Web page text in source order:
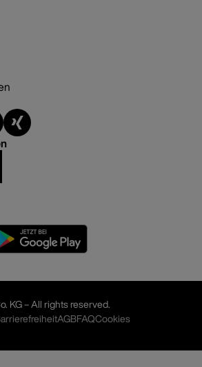
KG – All rights reserved.
AGBFAQCookies